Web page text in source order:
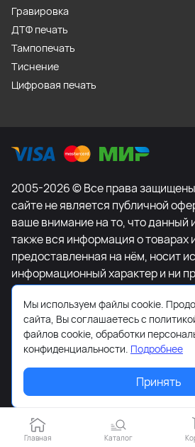
Гравировка
ДТФ печать
Тампопечать
Тиснение
Цифровая печать
2005-2026 © Все права
сайте не является публичной
ваше внимание на то, что данный
также вся информация о товарах
предоставленная на нём, носит
информационный характер и ни
является публичной офертой,
положениями Статьи 437
Российской Федерации. Для
информации о наличии и
товаров и (или) услуг,
менеджеру сайта с помощью
связи или по телефону +7-495-
Главная Каталог
Мы используем файлы cookie.
сайта, Вы соглашаетесь с
файлов cookie, обработки
конфиденциальности. Подробнее
Принять